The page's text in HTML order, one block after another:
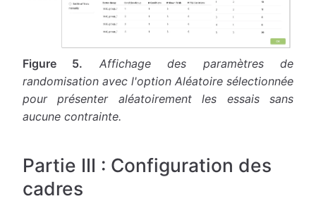
Figure 5.
Affichage des paramètres de
randomisation avec l'option Aléatoire sélectionnée
pour présenter aléatoirement les essais sans
aucune contrainte.
Partie III : Configuration des
cadres